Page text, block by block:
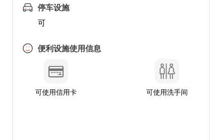
停车设施
可
便利设施使用信息
可使用信用卡 可使用洗手间